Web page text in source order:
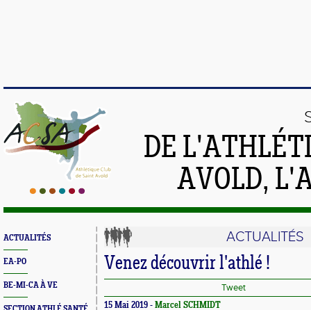
DE
AVOLD,
ACTUALITÉS
EA-PO
BE-MI-CA À VE
ACTUALITÉS
Venez découvrir l'athlé !
Tweet
15 Mai 2019 - Marcel SCHMIDT